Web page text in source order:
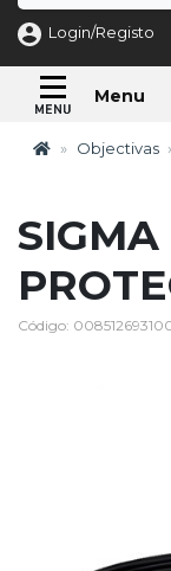
Login/Registo
Menu
Objectivas
Código: